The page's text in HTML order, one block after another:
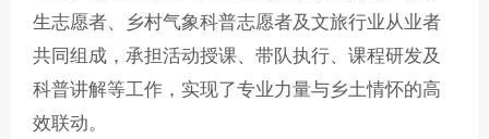
生志愿者、乡村气象科普志愿者及文旅行业从业者
共同组成，承担活动授课、带队执行、课程研发及
科普讲解等工作，实现了专业力量与乡土情怀的高
效联动。